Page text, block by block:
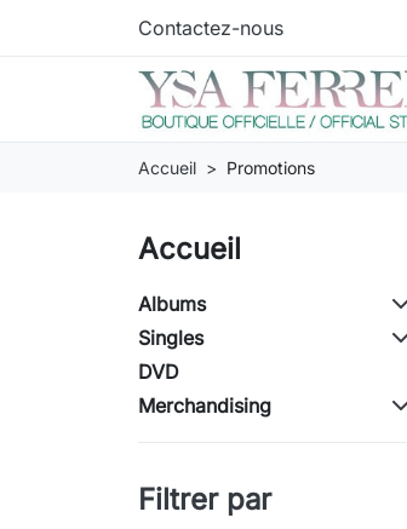
Contactez-nous
Accueil Promotions
Accueil
Albums
Singles
DVD
Merchandising
Filtrer par